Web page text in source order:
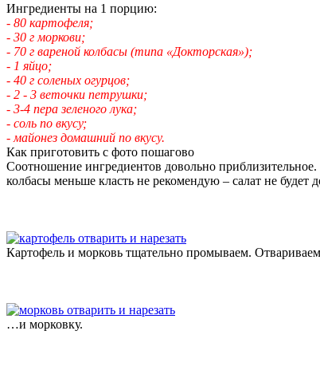
Ингредиенты на 1 порцию:
- 80 картофеля;
- 30 г моркови;
- 70 г вареной колбасы (типа «Докторская»);
- 1 яйцо;
- 40 г соленых огурцов;
- 2 - 3 веточки петрушки;
- 3-4 пера зеленого лука;
- соль по вкусу;
- майонез домашний по вкусу.
Как приготовить с фото пошагово
Соотношение ингредиентов довольно
колбасы меньше класть не рекомендую – салат не будет
Картофель и морковь тщательно промываем.
…и морковку.